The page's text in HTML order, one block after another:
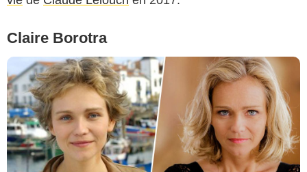
Claire Borotra